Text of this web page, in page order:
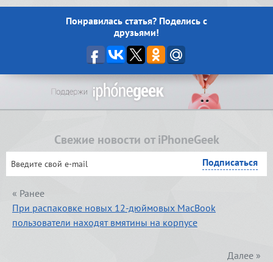
Понравилась статья? Поделись с
друзьями!
Свежие новости от iPhoneGeek
« Ранее
При распаковке новых 12-дюймовых MacBook
пользователи находят вмятины на корпусе
Далее »